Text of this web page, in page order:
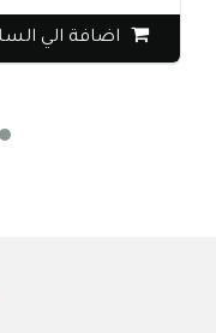
اضافة الي السلة